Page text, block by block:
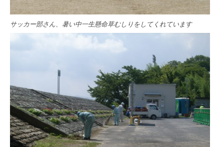
サッカー部さん、暑い中一生懸命草むしりをしてくれています